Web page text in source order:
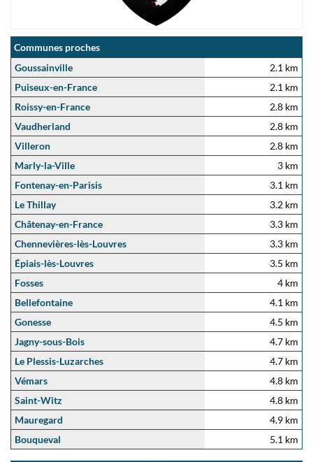
Communes proches
Goussainville
2.1 km
Puiseux-en-France
2.1 km
Roissy-en-France
2.8 km
Vaudherland
2.8 km
Villeron
2.8 km
Marly-la-Ville
3 km
Fontenay-en-Parisis
3.1 km
Le Thillay
3.2 km
Châtenay-en-France
3.3 km
Chennevières-lès-Louvres
3.3 km
Épiais-lès-Louvres
3.5 km
Fosses
4 km
Bellefontaine
4.1 km
Gonesse
4.5 km
Jagny-sous-Bois
4.7 km
Le Plessis-Luzarches
4.7 km
Vémars
4.8 km
Saint-Witz
4.8 km
Mauregard
4.9 km
Bouqueval
5.1 km